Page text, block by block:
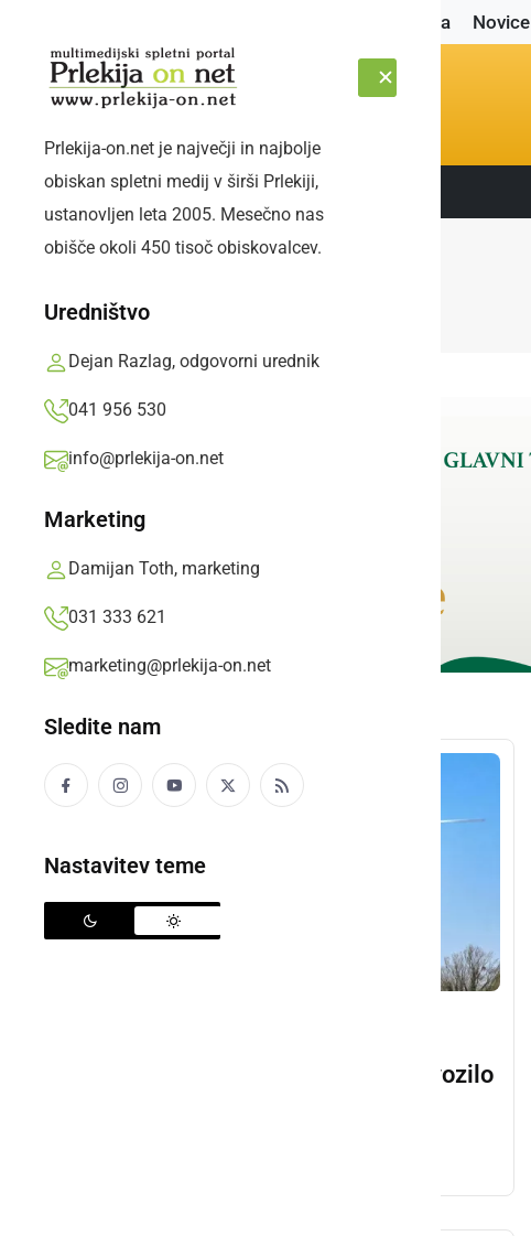
Naslovnica Novice
PETEK, 7. AVGUST 2026 Sledite nam:
Prlekija-on.net je največji in najbolje
obiskan spletni medij v širši Prlekiji,
ustanovljen leta 2005. Mesečno nas
obišče okoli 450 tisoč obiskovalcev.
Uredništvo
Dejan Razlag, odgovorni urednik
041 956 530
info@prlekija-on.net
Marketing
Damijan Toth, marketing
031 333 621
marketing@prlekija-on.net
Sledite nam
Nastavitev teme
Otrok z e-skirojem trčil v vozilo